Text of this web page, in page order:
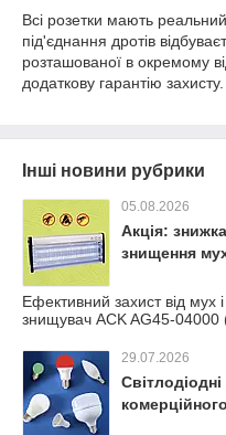
Всі розетки мають
під'єднання дротів
розташованої в окремому
додаткову гарантію захисту.
Інші новини рубрики
05.08.2026
Акція:
знищення
Ефективний захист від мух
знищувач ACK AG45-04000
29.07.2026